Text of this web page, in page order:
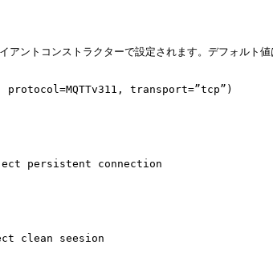
ントコンストラクターで設定されます。デフォルト値
transport=”tcp”)
persistent connection
clean seesion